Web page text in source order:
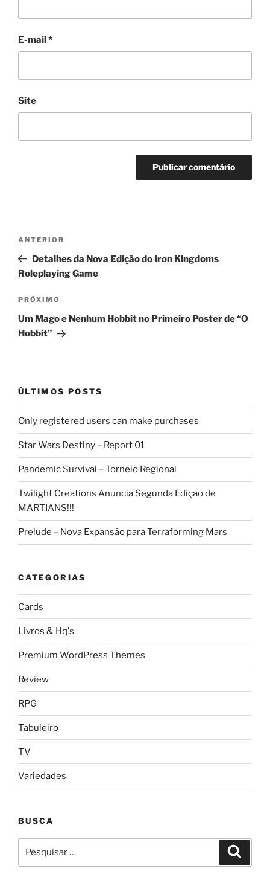
E-mail*
Site
Navegação
Post
Post
anterior
ANTERIOR
Detalhes da Nova Edição do Iron Kingdoms
Roleplaying Game
Próximo
post
PRÓXIMO
Um Mago e Nenhum Hobbit no Primeiro Poster de “O
Hobbit”
ÚLTIMOS POSTS
Only registered users can make purchases
Star Wars Destiny – Report 01
Pandemic Survival – Torneio Regional
Twilight Creations Anuncia Segunda Edição de
MARTIANS!!!
Prelude – Nova Expansão para Terraforming Mars
CATEGORIAS
Cards
Livros & Hq's
Premium WordPress Themes
Review
RPG
Tabuleiro
TV
Variedades
BUSCA
por: